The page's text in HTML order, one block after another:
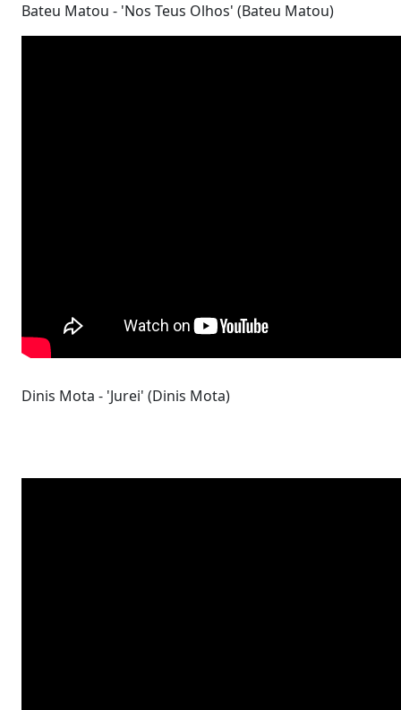
Bateu Matou - 'Nos Teus Olhos' (Bateu Matou)
Dinis Mota - 'Jurei' (Dinis Mota)